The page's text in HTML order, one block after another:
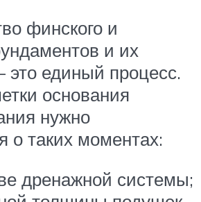
финского и
и их
единый процесс.
основания
нужно
о таких моментах:
дренажной системы;